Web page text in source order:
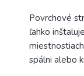
Povrchové
ľahko
spálni alebo